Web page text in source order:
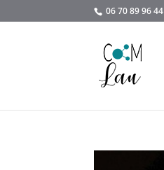
06 70 89 96 44